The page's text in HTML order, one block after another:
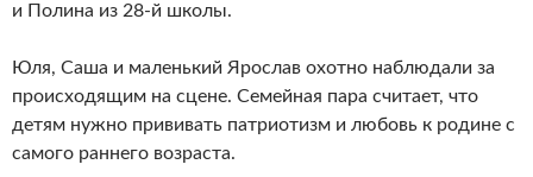
и Полина из 28-й школы.
Юля, Саша и маленький Ярослав охотно наблюдали за
происходящим на сцене. Семейная пара считает, что
детям нужно прививать патриотизм и любовь к родине с
самого раннего возраста.